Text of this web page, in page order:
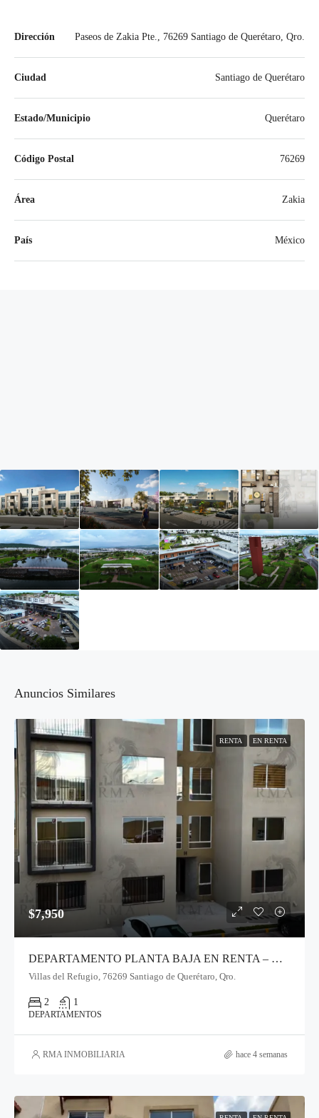
Dirección Paseos de Zakia Pte., 76269 Santiago de Querétaro, Qro.
Ciudad Santiago de Querétaro
Estado/Municipio Querétaro
Código Postal 76269
Área Zakia
País México
Anuncios Similares
RENTA EN RENTA
$7,950
DEPARTAMENTO PLANTA BAJA EN RENTA – VILLAS DEL REFUGIO
Villas del Refugio, 76269 Santiago de Querétaro, Qro.
2 1
DEPARTAMENTOS
RMA INMOBILIARIA hace 4 semanas